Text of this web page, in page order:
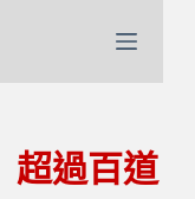
超過百道